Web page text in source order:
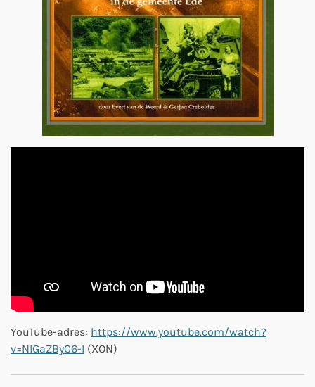
YouTube-adres: https://www.youtube.com/watch?
v=NlGaZByC6-I (XON)